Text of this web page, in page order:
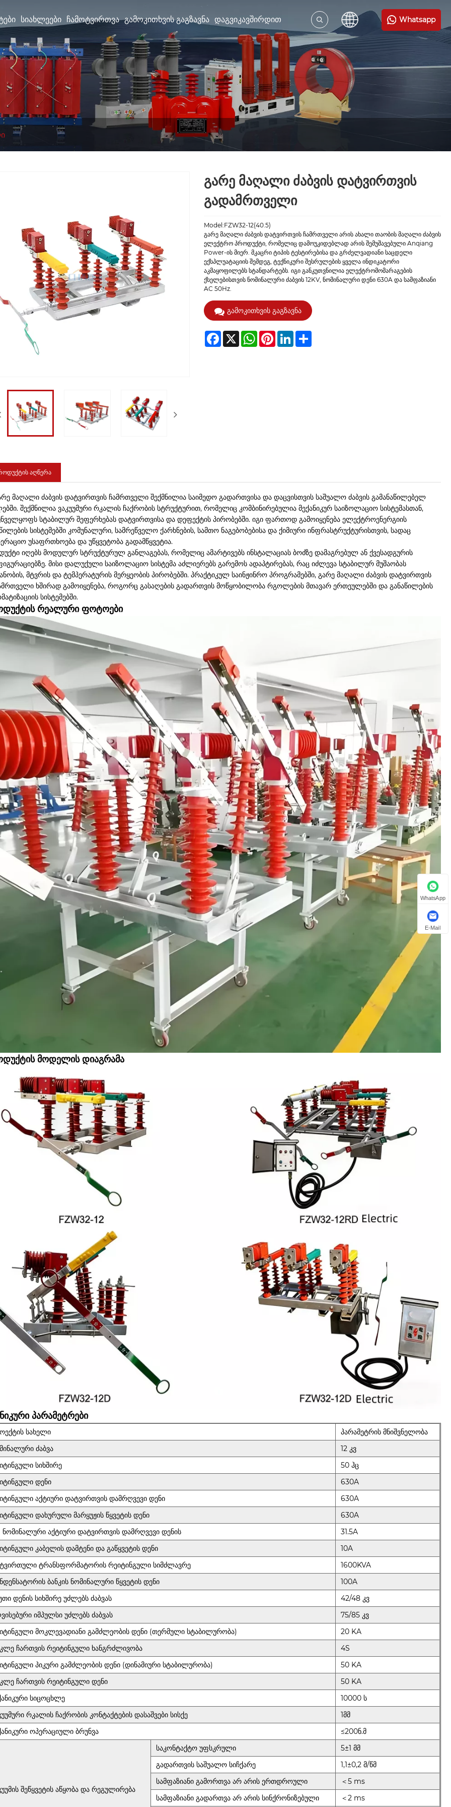
ᲡᲘᲐᲮᲚᲔᲔᲑᲘ ᲩᲐᲛᲝᲢᲕᲘᲠᲗᲕᲐ ᲒᲐᲛᲝᲙᲘᲗᲮᲕᲘᲡ ᲒᲐᲒᲖᲐᲕᲜᲐ ᲓᲐᲒᲕᲘᲙᲐᲕᲨᲘᲠᲓᲘᲗ Whatsapp
გარე მაღალი ძაბვის დატვირთვის
გადამრთველი
Model:FZW32-12(40.5)
გარე მაღალი ძაბვის დატვირთვის ჩამრთველი არის ახალი თაობის მაღალი ძაბვის
ელექტრო პროდუქტი, რომელიც დამოუკიდებლად არის შემუშავებული Anqiang
Power-ის მიერ. მკაცრი ტიპის ტესტირებისა და გრძელვადიანი საცდელი
ექსპლუატაციის შემდეგ, ტექნიკური შესრულების ყველა ინდიკატორი
აკმაყოფილებს სტანდარტებს. იგი განკუთვნილია ელექტრომომარაგების
ქსელებისთვის ნომინალური ძაბვის 12KV, ნომინალური დენი 630A და სამფაზიანი
AC 50Hz.
გამოკითხვის გაგზავნა
Facebook
X WhatsAppPinterestLinkedInShare
აღწერა
მაღალი ძაბვის დატვირთვის ჩამრთველი შექმნილია საიმედო გადართვისა და დაცვისთვის საშუალო ძაბვის გამანაწილებელ
შექმნილია ვაკუუმური რკალის ჩაქრობის სტრუქტურით, რომელიც კომბინირებულია მექანიკურ საიზოლაციო სისტემასთან,
სტაბილურ შეფერხებას დატვირთვისა და დეფექტის პირობებში. იგი ფართოდ გამოიყენება ელექტროენერგიის
სისტემებში კომუნალური, სამრეწველო ქარხნების, სამთო ნაგებობებისა და ქიმიური ინფრასტრუქტურისთვის, სადაც
უსაფრთხოება და უწყვეტობა გადამწყვეტია.
იღებს მოდულურ სტრუქტურულ განლაგებას, რომელიც ამარტივებს ინსტალაციას ბოძზე დამაგრებულ ან ქვესადგურის
მისი დალუქული საიზოლაციო სისტემა აძლიერებს გარემოს ადაპტირებას, რაც იძლევა სტაბილურ მუშაობას
მტვრის და ტემპერატურის მერყეობის პირობებში. პრაქტიკულ საინჟინრო პროგრამებში, გარე მაღალი ძაბვის დატვირთვის
ხშირად გამოიყენება, როგორც გასაღების გადართვის მოწყობილობა რგოლების მთავარ ერთეულებში და განაწილების
სისტემებში.
რეალური ფოტოები
მოდელის დიაგრამა
პარამეტრები
სახელი
პარამეტრის მნიშვნელობა
ძაბვა
12 კვ
სიხშირე
50 ჰც
დენი
630A
აქტიური დატვირთვის დამრღვევი დენი
630A
დახურული მარყუჟის წყვეტის დენი
630A
ნომინალური აქტიური დატვირთვის დამრღვევი დენის
31.5A
კაბელის დამტენი და გაწყვეტის დენი
10A
ტრანსფორმატორის რეიტინგული სიმძლავრე
1600KVA
ბანკის ნომინალური წყვეტის დენი
100A
დენის სიხშირე უძლებს ძაბვას
42/48 კვ
იმპულსი უძლებს ძაბვას
75/85 კვ
მოკლევადიანი გამძლეობის დენი (თერმული სტაბილურობა)
20 KA
ჩართვის რეიტინგული ხანგრძლივობა
4S
პიკური გამძლეობის დენი (დინამიური სტაბილურობა)
50 KA
ჩართვის რეიტინგული დენი
50 KA
სიცოცხლე
10000 ს
რკალის ჩაქრობის კონტაქტების დასაშვები სისქე
1მმ
ოპერაციული ბრუნვა
≤200ნ.მ
შეწყვეტის აწყობა და რეგულირება
საკონტაქტო უფსკრული
5±1 მმ
გადართვის საშუალო სიჩქარე
1,1±0,2 მ/წმ
სამფაზიანი გამორთვა არ არის ერთდროული
＜5 ms
სამფაზიანი გადართვა არ არის სინქრონიზებული
＜2 ms
WhatsApp
E-Mail